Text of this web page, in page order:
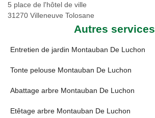
5 place de l'hôtel de ville
31270 Villeneuve Tolosane
Autres services
Entretien de jardin Montauban De Luchon
Tonte pelouse Montauban De Luchon
Abattage arbre Montauban De Luchon
Etêtage arbre Montauban De Luchon